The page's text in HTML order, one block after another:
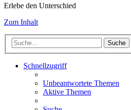
Erlebe den Unterschied
Zum Inhalt
Suche
Schnellzugriff
Unbeantwortete Themen
Aktive Themen